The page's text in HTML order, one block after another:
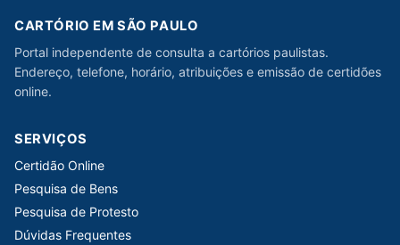
CARTÓRIO EM SÃO PAULO
Portal independente de consulta a cartórios paulistas.
Endereço, telefone, horário, atribuições e emissão de certidões
online.
SERVIÇOS
Certidão Online
Pesquisa de Bens
Pesquisa de Protesto
Dúvidas Frequentes